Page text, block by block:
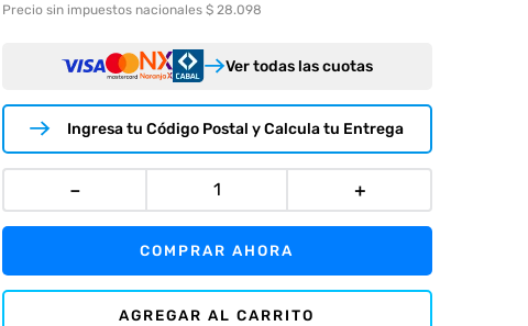
Precio sin impuestos nacionales $ 28.098
Ver todas las cuotas
Ingresa tu Código Postal y Calcula tu Entrega
＋
－
COMPRAR AHORA
AGREGAR AL CARRITO